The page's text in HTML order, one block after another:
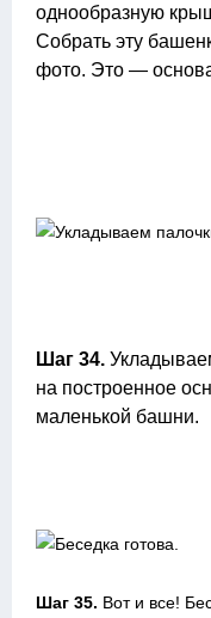
однообразную
Собрать эту
фото. Это —
Шаг 34.
на построенное
маленькой башни.
Шаг 35. Вот и все!